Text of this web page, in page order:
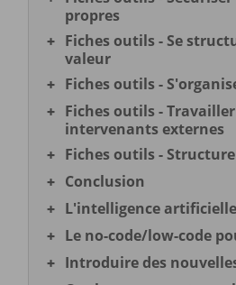
propres
Fiches outils - Se
valeur
Fiches outils -
Fiches outils -
intervenants externes
Fiches outils -
Conclusion
L'intelligence
Le no-code/low-code
Introduire des